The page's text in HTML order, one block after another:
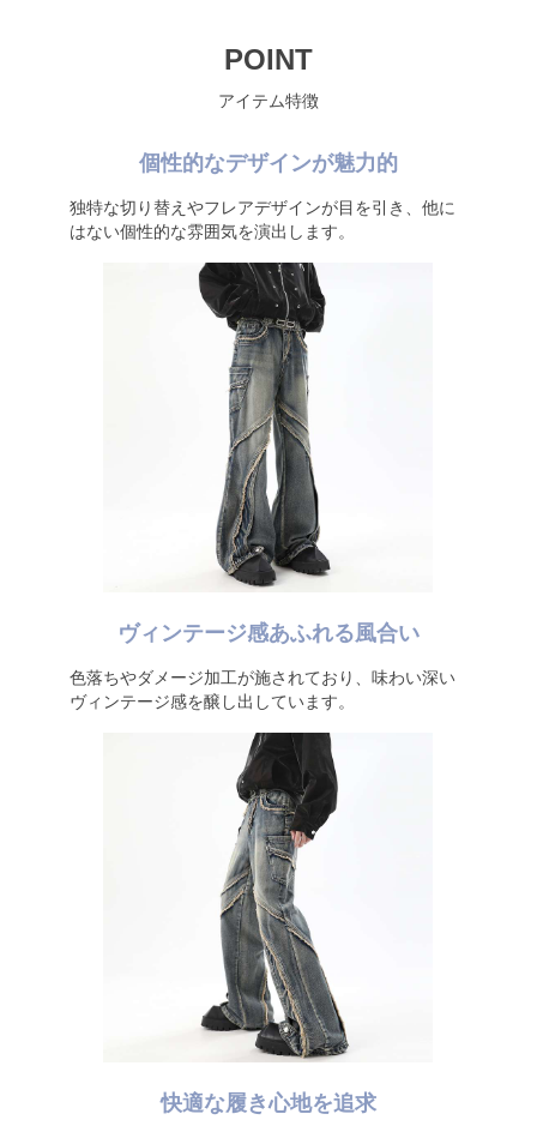
POINT
アイテム特徴
個性的なデザインが魅力的
独特な切り替えやフレアデザインが目を引き、他に
はない個性的な雰囲気を演出します。
ヴィンテージ感あふれる風合い
色落ちやダメージ加工が施されており、味わい深い
ヴィンテージ感を醸し出しています。
快適な履き心地を追求